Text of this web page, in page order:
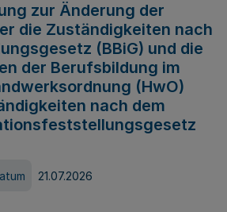
zur Änderung der
die Zuständigkeiten nach
(BBiG) und die
der Berufsbildung im
(HwO)
nach dem
21.07.2026